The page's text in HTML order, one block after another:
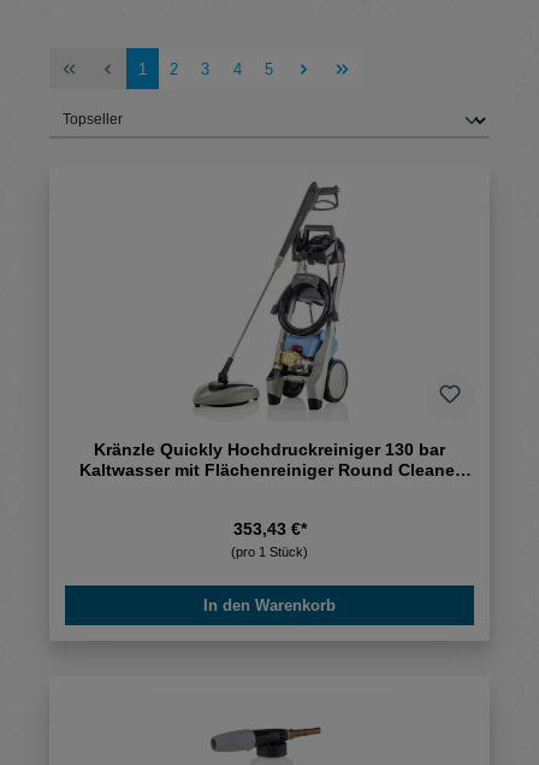
Seite
1 Seite
2 Seite
3 Seite
4 Seite
5
Kränzle Quickly Hochdruckreiniger 130 bar
Kaltwasser mit Flächenreiniger Round Cleaner
353,43 €*
(pro 1 Stück)
In den Warenkorb